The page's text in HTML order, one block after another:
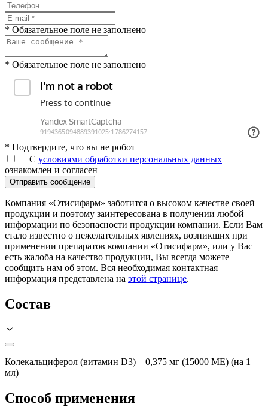
* Обязательное поле не заполнено
* Обязательное поле не заполнено
* Подтвердите, что вы не робот
С условиями обработки персональных данных
ознакомлен и согласен
Компания «Отисифарм» заботится о высоком качестве своей
продукции и поэтому заинтересована в получении любой
информации по безопасности продукции компании. Если Вам
стало известно о нежелательных явлениях, возникших при
применении препаратов компании «Отисифарм», или у Вас
есть жалоба на качество продукции, Вы всегда можете
сообщить нам об этом. Вся необходимая контактная
информация представлена на этой странице.
Состав
Колекальциферол (витамин D3) – 0,375 мг (15000 МЕ) (на 1
мл)
Способ применения